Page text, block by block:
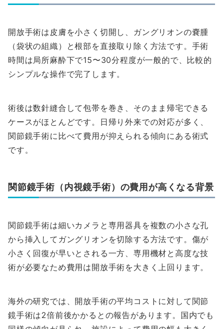
開放手術は皮膚を小さく切開し、ガングリオンの嚢腫
（袋状の組織）と根部を直接取り除く方法です。手術
時間は局所麻酔下で15〜30分程度が一般的で、比較的
シンプルな操作で完了します。
術後は数針縫合して包帯を巻き、そのまま帰宅できる
ケースがほとんどです。日帰り外来での対応が多く、
関節鏡手術に比べて費用が抑えられる傾向にある術式
です。
関節鏡手術（内視鏡手術）の費用が高くなる背景
関節鏡手術は細いカメラと専用器具を複数の小さな孔
から挿入してガングリオンを切除する方法です。傷が
小さく回復が早いとされる一方、専用機材と高度な技
術が必要なため費用は開放手術を大きく上回ります。
海外の研究では、開放手術の平均コストに対して関節
鏡手術は2倍前後かかるとの報告があります。国内でも